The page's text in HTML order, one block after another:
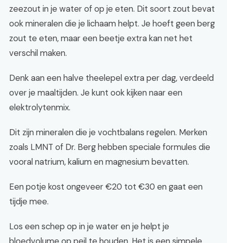
zeezout in je water of op je eten. Dit soort zout bevat
ook mineralen die je lichaam helpt. Je hoeft geen berg
zout te eten, maar een beetje extra kan net het
verschil maken.
Denk aan een halve theelepel extra per dag, verdeeld
over je maaltijden. Je kunt ook kijken naar een
elektrolytenmix.
Dit zijn mineralen die je vochtbalans regelen. Merken
zoals LMNT of Dr. Berg hebben speciale formules die
vooral natrium, kalium en magnesium bevatten.
Een potje kost ongeveer €20 tot €30 en gaat een
tijdje mee.
Los een schep op in je water en je helpt je